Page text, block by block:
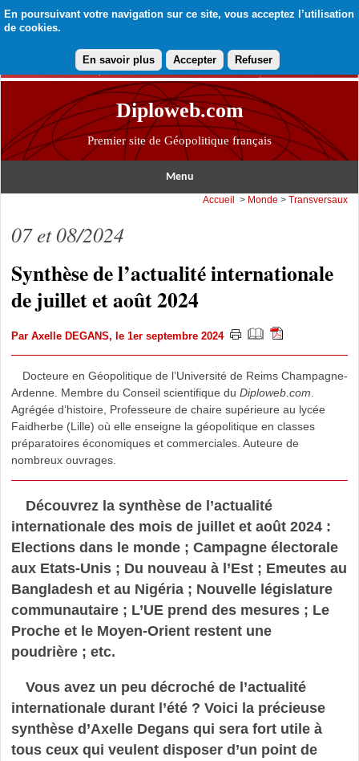
En poursuivant votre navigation sur ce site, vous acceptez l’utilisation
de cookies.
En savoir plus Accepter Refuser
Diploweb.com
Premier site de Géopolitique français
Menu
Accueil > Monde > Transversaux
07 et 08/2024
Synthèse de l’actualité internationale
de juillet et août 2024
Par Axelle DEGANS, le 1er septembre 2024
Docteure en Géopolitique de l’Université de Reims Champagne-
Ardenne. Membre du Conseil scientifique du Diploweb.com
Agrégée d’histoire, Professeure de chaire supérieure au lycée
Faidherbe (Lille) où elle enseigne la géopolitique en classes
préparatoires économiques et commerciales. Auteure de
nombreux ouvrages.
Découvrez la synthèse de l’actualité
internationale des mois de juillet et août 2024 :
Elections dans le monde ; Campagne électorale
aux Etats-Unis ; Du nouveau à l’Est ; Emeutes au
Bangladesh et au Nigéria ; Nouvelle législature
communautaire ; L’UE prend des mesures ; Le
Proche et le Moyen-Orient restent une
poudrière ; etc.
Vous avez un peu décroché de l’actualité
internationale durant l’été ? Voici la précieuse
synthèse d’Axelle Degans qui sera fort utile à
tous ceux qui veulent disposer d’un point de